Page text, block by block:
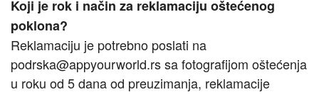
Koji je rok i način za reklamaciju oštećenog
poklona?
Reklamaciju je potrebno poslati na
podrska@appyourworld.rs sa fotografijom oštećenja
u roku od 5 dana od preuzimanja, reklamacije